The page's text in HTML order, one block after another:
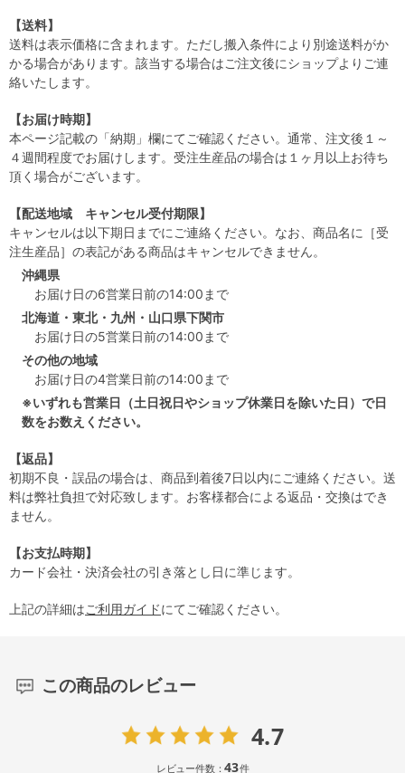
【送料】
送料は表示価格に含まれます。ただし搬入条件により別途送料がか
かる場合があります。該当する場合はご注文後にショップよりご連
絡いたします。
【お届け時期】
本ページ記載の「納期」欄にてご確認ください。通常、注文後１～
４週間程度でお届けします。受注生産品の場合は１ヶ月以上お待ち
頂く場合がございます。
【配送地域 キャンセル受付期限】
キャンセルは以下期日までにご連絡ください。なお、商品名に［受
注生産品］の表記がある商品はキャンセルできません。
沖縄県
お届け日の6営業日前の14:00まで
北海道・東北・九州・山口県下関市
お届け日の5営業日前の14:00まで
その他の地域
お届け日の4営業日前の14:00まで
※いずれも営業日（土日祝日やショップ休業日を除いた日）で日
数をお数えください。
【返品】
初期不良・誤品の場合は、商品到着後7日以内にご連絡ください。送
料は弊社負担で対応致します。お客様都合による返品・交換はでき
ません。
【お支払時期】
カード会社・決済会社の引き落とし日に準じます。
上記の詳細はご利用ガイドにてご確認ください。
この商品のレビュー
4.7
レビュー件数：43件